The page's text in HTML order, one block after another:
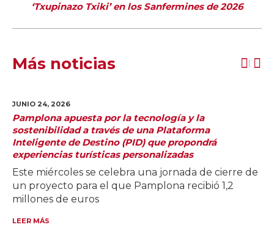
‘Txupinazo Txiki’ en los Sanfermines de 2026
Más noticias
JUNIO 24, 2026
Pamplona apuesta por la tecnología y la
sostenibilidad a través de una Plataforma
Inteligente de Destino (PID) que propondrá
experiencias turísticas personalizadas
Este miércoles se celebra una jornada de cierre de
un proyecto para el que Pamplona recibió 1,2
millones de euros
LEER MÁS